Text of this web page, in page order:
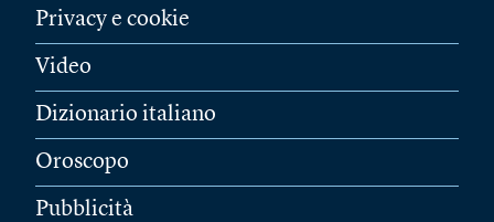
Privacy e cookie
Video
Dizionario italiano
Oroscopo
Pubblicità